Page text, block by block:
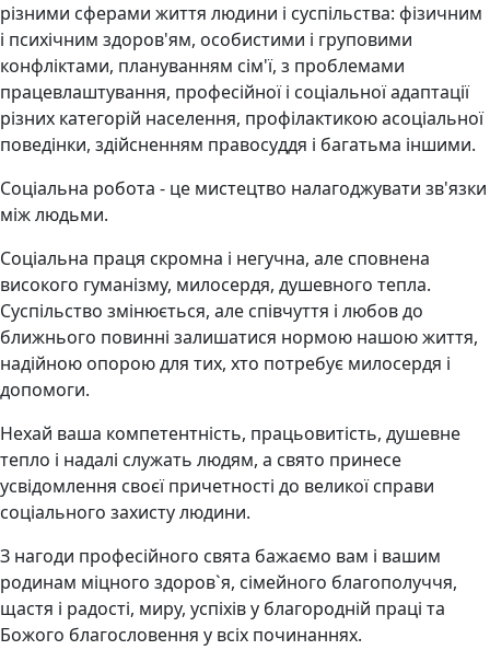
різними сферами життя людини і суспільства: фізичним
і психічним здоров'ям, особистими і груповими
конфліктами, плануванням сім'ї, з проблемами
працевлаштування, професійної і соціальної адаптації
різних категорій населення, профілактикою асоціальної
поведінки, здійсненням правосуддя і багатьма іншими.
Соціальна робота - це мистецтво налагоджувати зв'язки
між людьми.
Соціальна праця скромна і негучна, але сповнена
високого гуманізму, милосердя, душевного тепла.
Суспільство змінюється, але співчуття і любов до
ближнього повинні залишатися нормою нашою життя,
надійною опорою для тих, хто потребує милосердя і
допомоги.
Нехай ваша компетентність, працьовитість, душевне
тепло і надалі служать людям, а свято принесе
усвідомлення своєї причетності до великої справи
соціального захисту людини.
З нагоди професійного свята бажаємо вам і вашим
родинам міцного здоров`я, сімейного благополуччя,
щастя і радості, миру, успіхів у благородній праці та
Божого благословення у всіх починаннях.